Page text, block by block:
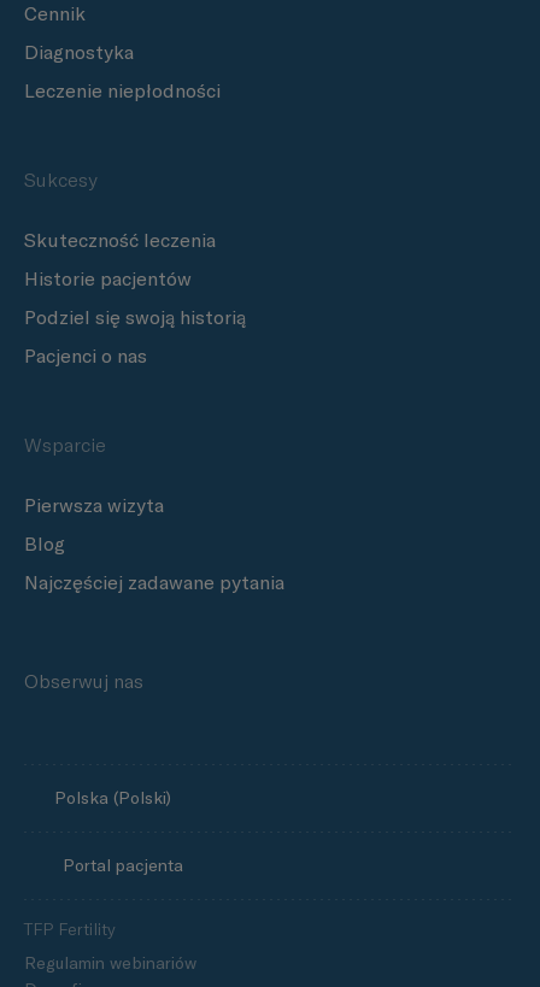
Cennik
Diagnostyka
Leczenie niepłodności
Sukcesy
Skuteczność leczenia
Historie pacjentów
Podziel się swoją historią
Pacjenci o nas
Wsparcie
Pierwsza wizyta
Blog
Najczęściej zadawane pytania
Obserwuj nas
Polska (Polski)
Portal pacjenta
TFP Fertility
Regulamin webinariów